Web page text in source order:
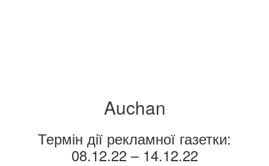
Auchan
Термін дії рекламної газетки:
08.12.22 – 14.12.22